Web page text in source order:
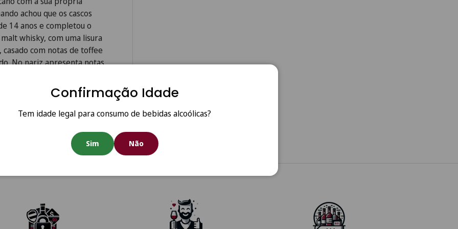
achou que os cascos
14 anos e completou o
whisky, com uma lisura
com notas de toffee
No nariz apresenta notas
caráter frutado que se
Prata - International
Confirmação Idade
Tem idade legal para consumo de bebidas alcoólicas?
Sim Não